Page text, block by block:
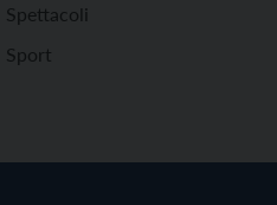
Spettacoli
Sport